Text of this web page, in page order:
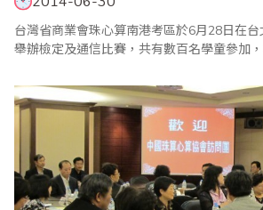
台灣省商業會珠心算南港考區於6月28日在
舉辦檢定及通信比賽，共有數百名學童參加